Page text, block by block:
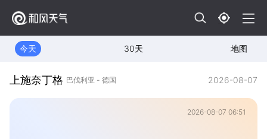
今天 30天 地图
上施奈丁格 巴伐利亚 - 德国 2026-08-07
2026-08-07 06:51